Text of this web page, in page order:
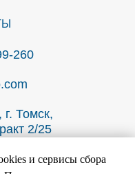
260
Томск,
2/25
и сервисы сбора